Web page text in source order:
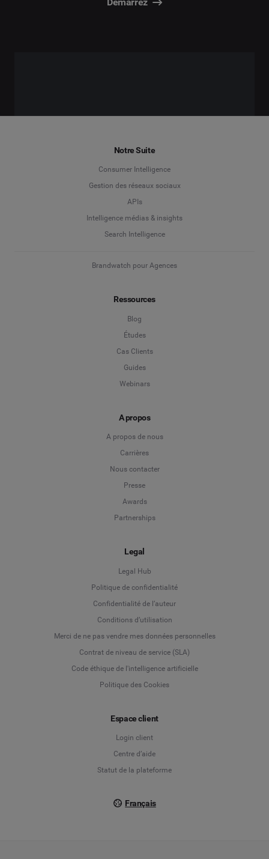
Notre Suite
Consumer Intelligence
Gestion des réseaux sociaux
APIs
Intelligence médias & insights
Search Intelligence
Brandwatch pour Agences
Ressources
Blog
Études
Cas Clients
Guides
Webinars
A propos
A propos de nous
Carrières
Nous contacter
Presse
Awards
Partnerships
Legal
Legal Hub
Politique de confidentialité
Confidentialité de l’auteur
Conditions d’utilisation
Merci de ne pas vendre mes données personnelles
Contrat de niveau de service (SLA)
Code éthique de l'intelligence artificielle
Politique des Cookies
Espace client
Login client
Centre d’aide
Statut de la plateforme
Français
Deutsch